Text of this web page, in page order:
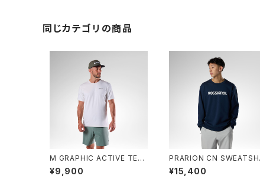
同じカテゴリの商品
M GRAPHIC ACTIVE TEE
- 100 WHITE
¥9,900
PRARION CN
T - 715 DARK NAVY
¥15,400